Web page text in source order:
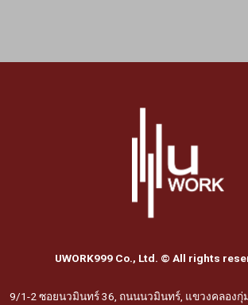
UWORK999 Co., Ltd. © All rights
9/1-2 ซอยนวมินทร์ 36, ถนนนวมินทร์, แขวงคลองกุ่